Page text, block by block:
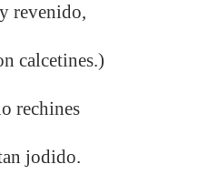
revenido,
calcetines.)
rechines
jodido.